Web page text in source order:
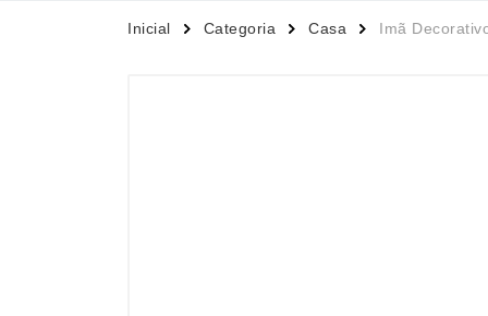
Acessórios p/ Celular
Canecas
Inicial Categoria Casa Imã